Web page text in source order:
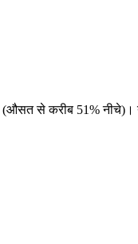
से करीब 51% नीचे)।